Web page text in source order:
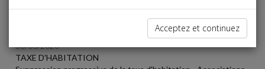
30/06/2020
TAXE D'HABITATION
Acceptez et continuez